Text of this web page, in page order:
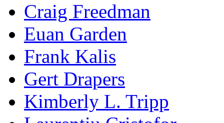
Craig Freedman
Euan Garden
Frank Kalis
Gert Drapers
Kimberly L. Tripp